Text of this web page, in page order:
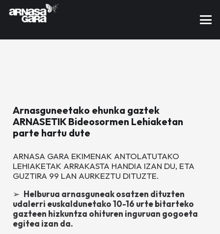
Arnasguneetako ehunka gaztek
ARNASETIK Bideosormen Lehiaketan
parte hartu dute
ARNASA GARA EKIMENAK ANTOLATUTAKO
LEHIAKETAK ARRAKASTA HANDIA IZAN DU, ETA
GUZTIRA 99 LAN AURKEZTU DITUZTE.
➢ Helburua arnasguneak osatzen dituzten
udalerri euskaldunetako 10-16 urte bitarteko
gazteen hizkuntza ohituren inguruan gogoeta
egitea izan da.